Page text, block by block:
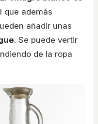
que además
añadir unas
. Se puede vertir
de la ropa